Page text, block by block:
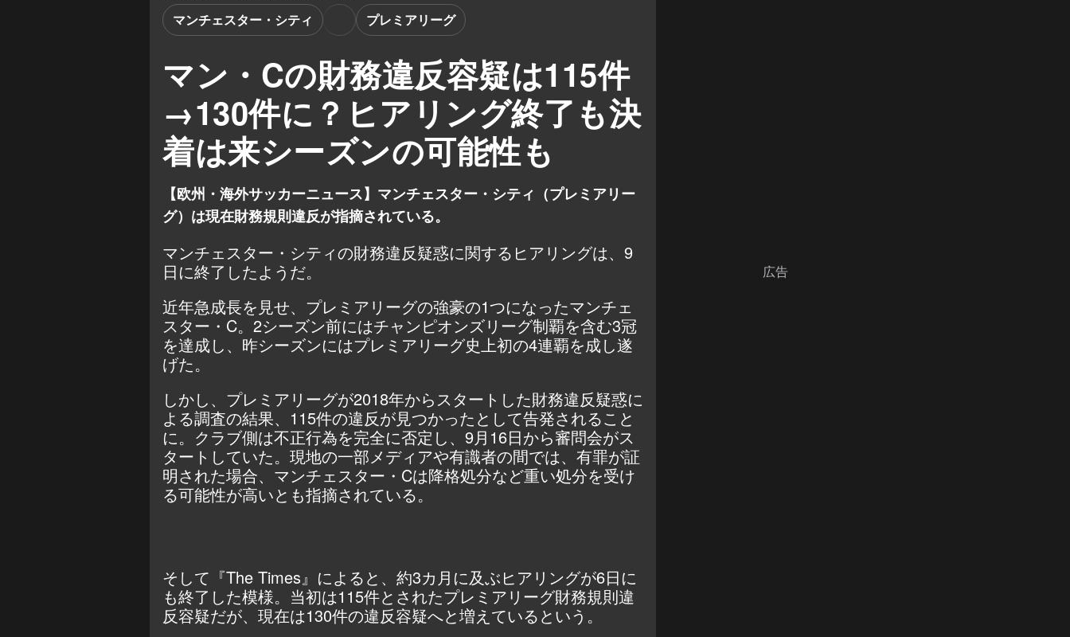
マン・Cの財務違反容疑は115件
→130件に？ヒアリング終了も決
着は来シーズンの可能性も
マンチェスター・シティ プレミアリーグ
【欧州・海外サッカーニュース】マンチェスター・シティ（プレミアリー
グ）は現在財務規則違反が指摘されている。
マンチェスター・シティの財務違反疑惑に関するヒアリングは、9
日に終了したようだ。
近年急成長を見せ、プレミアリーグの強豪の1つになったマンチェ
スター・C。2シーズン前にはチャンピオンズリーグ制覇を含む3冠
を達成し、昨シーズンにはプレミアリーグ史上初の4連覇を成し遂
げた。
しかし、プレミアリーグが2018年からスタートした財務違反疑惑に
よる調査の結果、115件の違反が見つかったとして告発されること
に。クラブ側は不正行為を完全に否定し、9月16日から審問会がス
タートしていた。現地の一部メディアや有識者の間では、有罪が証
明された場合、マンチェスター・Cは降格処分など重い処分を受け
る可能性が高いとも指摘されている。
そして『The Times』によると、約3カ月に及ぶヒアリングが6日に
も終了した模様。当初は115件とされたプレミアリーグ財務規則違
反容疑だが、現在は130件の違反容疑へと増えているという。